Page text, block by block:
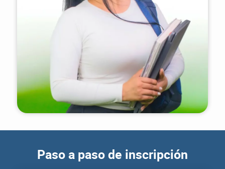
Paso a paso de inscripción